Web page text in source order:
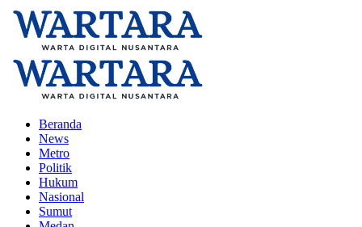
Beranda
News
Metro
Politik
Hukum
Nasional
Sumut